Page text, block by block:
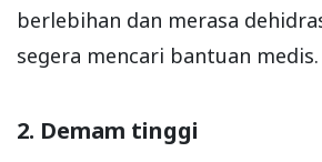
berlebihan dan merasa
segera mencari bantuan medis.
2. Demam tinggi